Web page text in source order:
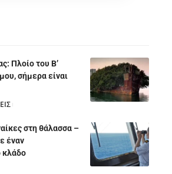
Πλοίο του Β’
σήμερα είναι
στη θάλασσα –
έναν
κλάδο